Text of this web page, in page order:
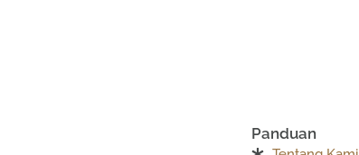
Panduan